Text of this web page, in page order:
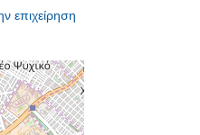
επιχείρηση